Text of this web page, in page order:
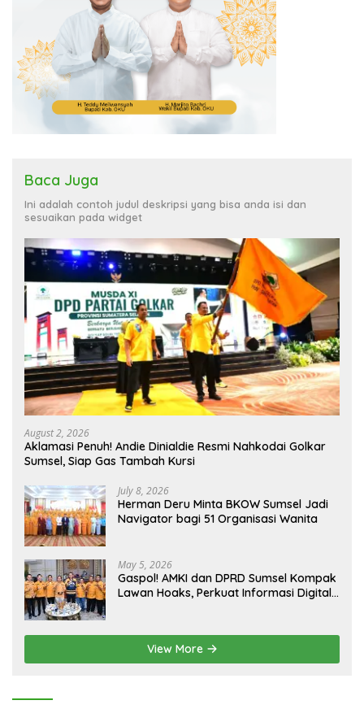
Baca Juga
Ini adalah contoh judul deskripsi yang bisa anda isi dan
sesuaikan pada widget
August 2, 2026
Aklamasi Penuh! Andie Dinialdie Resmi Nahkodai Golkar
Sumsel, Siap Gas Tambah Kursi
July 8, 2026
Herman Deru Minta BKOW Sumsel Jadi
Navigator bagi 51 Organisasi Wanita
May 5, 2026
Gaspol! AMKI dan DPRD Sumsel Kompak
Lawan Hoaks, Perkuat Informasi Digital
View More